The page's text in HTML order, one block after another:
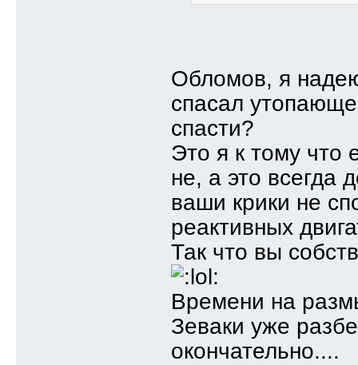
Обломов, я
спасал
спасти?
Это я к тому что
не, а это всегда
ваши крики не
реактивных
Так что вы
Времени на
Зеваки уже
окончательно....